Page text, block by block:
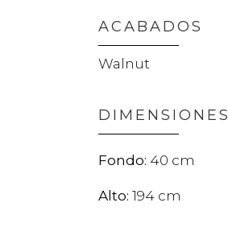
ACABADOS
Walnut
DIMENSIONES
40
194